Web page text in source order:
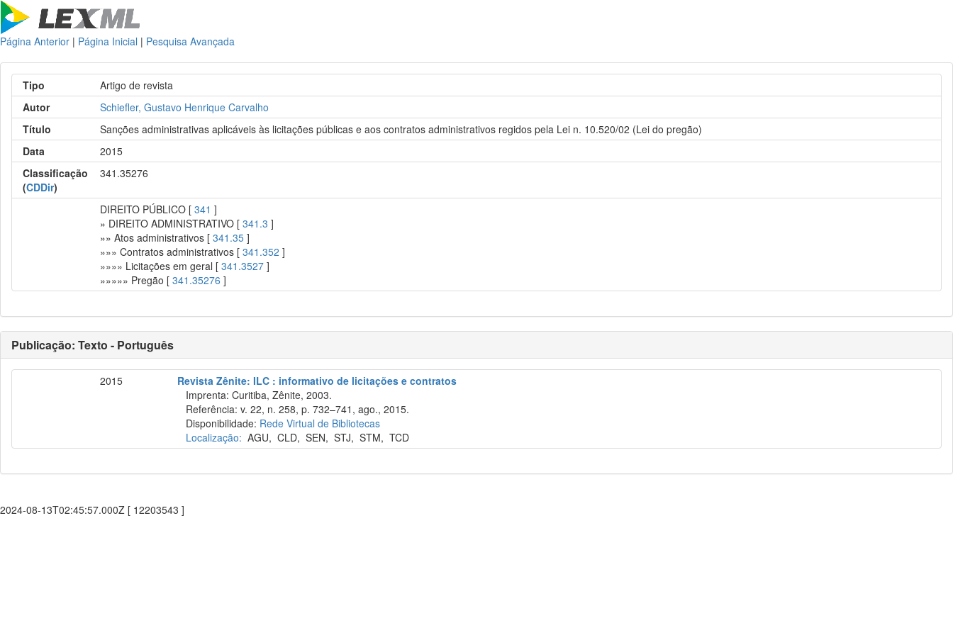
Página Anterior | Página Inicial | Pesquisa Avançada
Tipo
Artigo de revista
Autor
Schiefler, Gustavo Henrique Carvalho
Título
Sanções administrativas aplicáveis às licitações públicas e aos contratos administrativos regidos pela Lei n. 10.520/02 (Lei do pregão)
Data
2015
Classificação
(CDDir)
341.35276
DIREITO PÚBLICO [341 ]
» DIREITO ADMINISTRATIVO [341.3 ]
»» Atos administrativos [341.35 ]
»»» Contratos administrativos [341.352 ]
»»»» Licitações em geral [341.3527 ]
»»»»» Pregão [341.35276 ]
Publicação: Texto - Português
2015
Revista Zênite: ILC : informativo de licitações e contratos
Imprenta: Curitiba, Zênite, 2003.
Referência: v. 22, n. 258, p. 732–741, ago., 2015.
Disponibilidade: Rede Virtual de Bibliotecas
Localização: AGU,CLD,SEN,STJ,STM,TCD
2024-08-13T02:45:57.000Z [ 12203543 ]